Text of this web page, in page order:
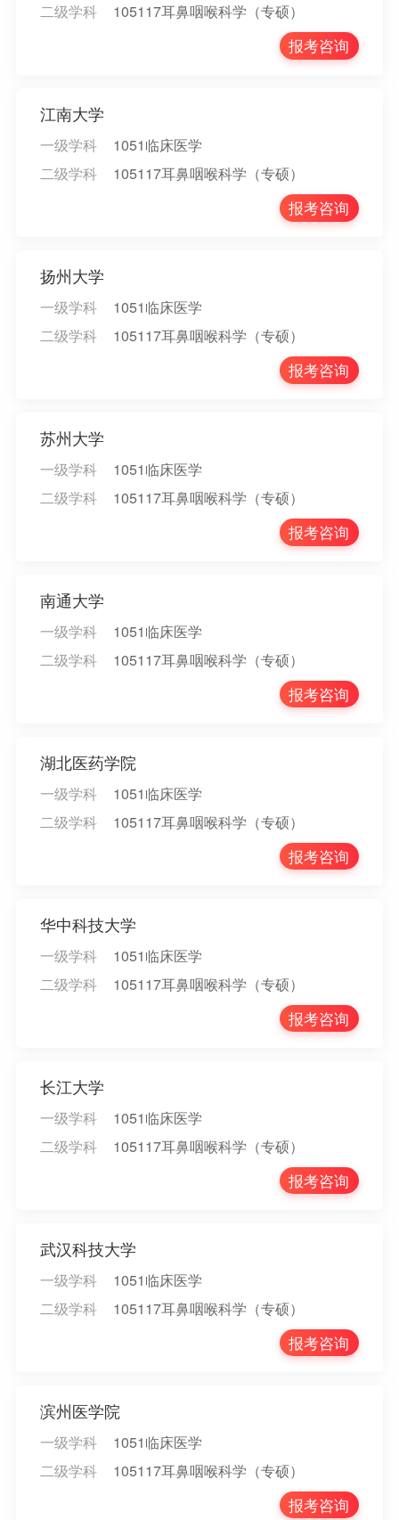
二级学科
105117耳鼻咽喉科学（专硕）
报考咨询
江南大学
一级学科
1051临床医学
二级学科
105117耳鼻咽喉科学（专硕）
报考咨询
扬州大学
一级学科
1051临床医学
二级学科
105117耳鼻咽喉科学（专硕）
报考咨询
苏州大学
一级学科
1051临床医学
二级学科
105117耳鼻咽喉科学（专硕）
报考咨询
南通大学
一级学科
1051临床医学
二级学科
105117耳鼻咽喉科学（专硕）
报考咨询
湖北医药学院
一级学科
1051临床医学
二级学科
105117耳鼻咽喉科学（专硕）
报考咨询
华中科技大学
一级学科
1051临床医学
二级学科
105117耳鼻咽喉科学（专硕）
报考咨询
长江大学
一级学科
1051临床医学
二级学科
105117耳鼻咽喉科学（专硕）
报考咨询
武汉科技大学
一级学科
1051临床医学
二级学科
105117耳鼻咽喉科学（专硕）
报考咨询
滨州医学院
一级学科
1051临床医学
二级学科
105117耳鼻咽喉科学（专硕）
报考咨询